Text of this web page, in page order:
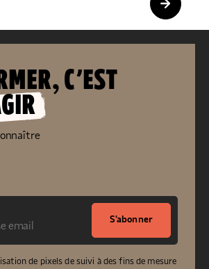
C’EST
S'abonner
de pixels de suivi à des fins de mesure